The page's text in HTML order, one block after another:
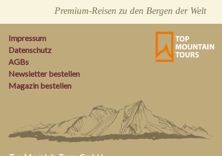
Premium-Reisen zu den Bergen der Welt
Impressum
Datenschutz
AGBs
Newsletter bestellen
Magazin bestellen